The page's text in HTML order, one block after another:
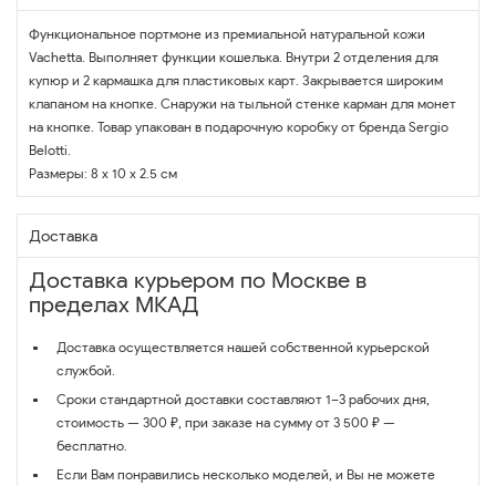
Функциональное портмоне из премиальной натуральной кожи
Vachetta. Выполняет функции кошелька. Внутри 2 отделения для
купюр и 2 кармашка для пластиковых карт. Закрывается широким
клапаном на кнопке. Снаружи на тыльной стенке карман для монет
на кнопке. Товар упакован в подарочную коробку от бренда Sergio
Belotti.
Размеры: 8 х 10 х 2.5 см
Доставка
Доставка курьером по Москве в
пределах МКАД
Доставка осуществляется нашей собственной курьерской
службой.
Сроки стандартной доставки составляют 1–3 рабочих дня,
стоимость — 300 ₽, при заказе на сумму от 3 500 ₽ —
бесплатно.
Если Вам понравились несколько моделей, и Вы не можете